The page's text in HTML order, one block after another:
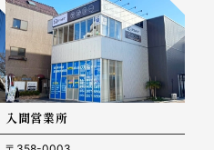
入間営業所